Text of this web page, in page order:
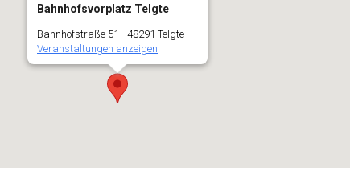
Bahnhofsvorplatz Telgte
Bahnhofstraße 51 - 48291 Telgte
Veranstaltungen anzeigen